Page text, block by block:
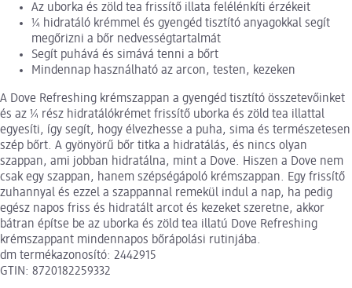
Az uborka és zöld tea frissítő illata felélénkíti érzékeit
¼ hidratáló krémmel és gyengéd tisztító anyagokkal segít
megőrizni a bőr nedvességtartalmát
Segít puhává és simává tenni a bőrt
Mindennap használható az arcon, testen, kezeken
A Dove Refreshing krémszappan a gyengéd tisztító összetevőinket
és az ¼ rész hidratálókrémet frissítő uborka és zöld tea illattal
egyesíti, így segít, hogy élvezhesse a puha, sima és természetesen
szép bőrt. A gyönyörű bőr titka a hidratálás, és nincs olyan
szappan, ami jobban hidratálna, mint a Dove. Hiszen a Dove nem
csak egy szappan, hanem szépségápoló krémszappan. Egy frissítő
zuhannyal és ezzel a szappannal remekül indul a nap, ha pedig
egész napos friss és hidratált arcot és kezeket szeretne, akkor
bátran építse be az uborka és zöld tea illatú Dove Refreshing
krémszappant mindennapos bőrápolási rutinjába.
dm termékazonosító: 2442915
GTIN: 8720182259332